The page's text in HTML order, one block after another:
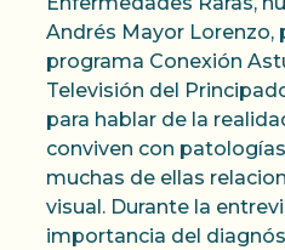
Andrés Mayor Lorenzo,
programa Conexión
Televisión del
para hablar de la
conviven con
muchas de ellas
visual. Durante la
importancia del